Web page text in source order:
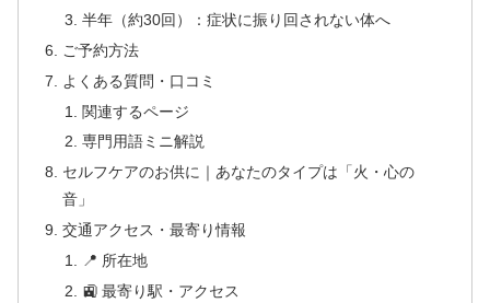
半年（約30回）：症状に振り回されない体へ
ご予約方法
よくある質問・口コミ
関連するページ
専門用語ミニ解説
セルフケアのお供に｜あなたのタイプは「火・心の
音」
交通アクセス・最寄り情報
📍 所在地
🚉 最寄り駅・アクセス